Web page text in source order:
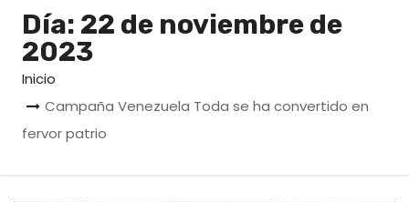
Día: 22 de noviembre de
2023
Inicio
Campaña Venezuela Toda se ha convertido en
fervor patrio